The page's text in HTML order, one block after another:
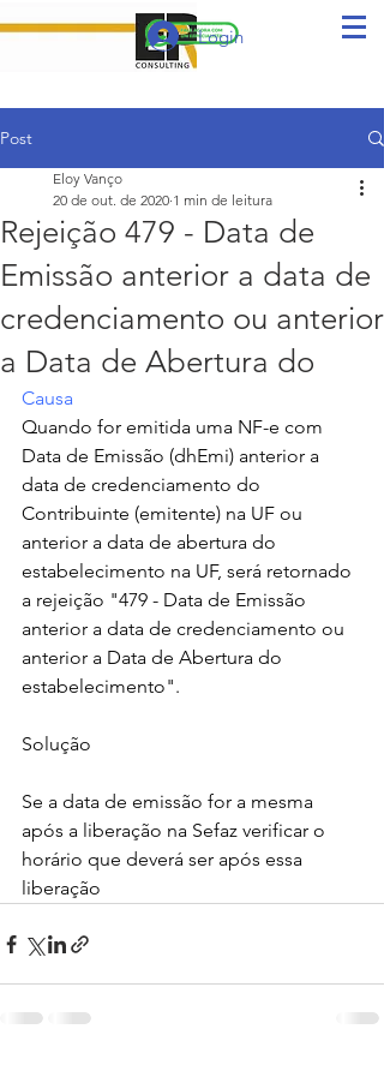
Login
Post
Rejeição 479 - Data de
Emissão anterior a data de
credenciamento ou anterior
a Data de Abertura do
Eloy Vanço
20 de out. de 2020 1 min de leitura
Causa
Quando for emitida uma NF-e com
Data de Emissão (dhEmi) anterior a
data de credenciamento do
Contribuinte (emitente) na UF ou
anterior a data de abertura do
estabelecimento na UF, será retornado
a rejeição "479 - Data de Emissão
anterior a data de credenciamento ou
anterior a Data de Abertura do
estabelecimento".
Solução
Se a data de emissão for a mesma
após a liberação na Sefaz verificar o
horário que deverá ser após essa
liberação